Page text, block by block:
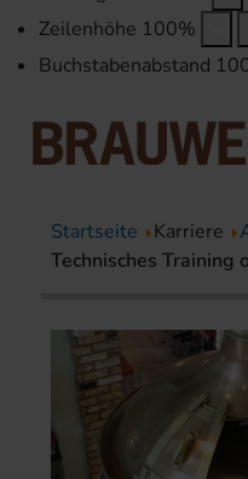
Zeilenhöhe 100%
Buchstabenabstand
Startseite Karriere
Technisches Training